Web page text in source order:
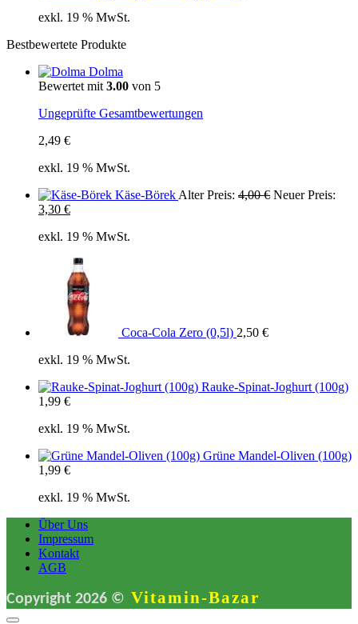
exkl. 19 % MwSt.
Bestbewertete Produkte
Dolma
Bewertet mit 3.00 von 5
Ungeprüfte Gesamtbewertungen
2,49 €
exkl. 19 % MwSt.
Käse-Börek Alter Preis: 4,00€ Ursprünglicher
Neuer Preis:
3,30 €Aktueller
ist:
exkl. 19 % MwSt.
Coca-Cola Zero (0,5l) 2,50 €
exkl. 19 % MwSt.
Rauke-Spinat-Joghurt (100g)
1,99 €
exkl. 19 % MwSt.
Grüne Mandel-Oliven (100g)
1,99 €
exkl. 19 % MwSt.
Über Uns
Impressum
Kontakt
AGB
Copyright 2026 © Vitamin-Bazar